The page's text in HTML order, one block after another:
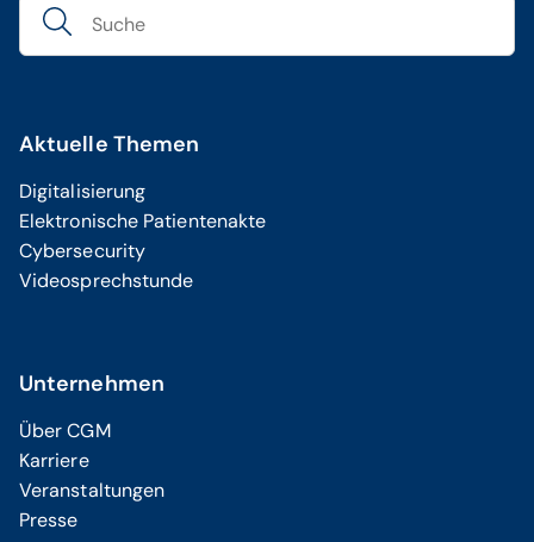
Aktuelle Themen
Digitalisierung
Elektronische Patientenakte
Cybersecurity
Videosprechstunde
Unternehmen
Über CGM
Karriere
Veranstaltungen
Presse